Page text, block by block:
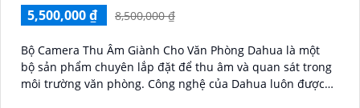
5,500,000 ₫
8,500,000 ₫
Bộ Camera Thu Âm Giành Cho Văn Phòng Dahua là một
bộ sản phẩm chuyên lắp đặt để thu âm và quan sát trong
môi trường văn phòng. Công nghệ của Dahua luôn được